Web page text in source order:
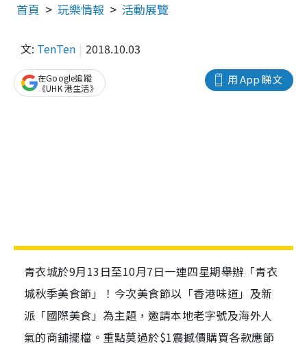
首頁 玩樂情報 活動展覽
文: TenTen 2018.10.03
用 App 睇文
在Google追蹤
《UHK 港生活》
青衣城於9月13日至10月7日一連四星期舉辦「青衣
城秋季美食節」！今次美食節以「香港味道」及新
派「國際美食」為主題，邀請本地老字號及海外人
氣的商舖擺檔。重點莫過於$1震撼價購買各款應節